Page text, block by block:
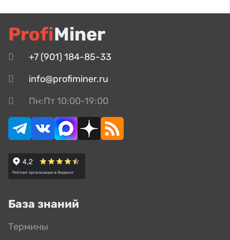
ProfiMiner
+7 (901) 184-85-33
info@profiminer.ru
Пн:Пт 10:00-19:00
База знаний
Термины